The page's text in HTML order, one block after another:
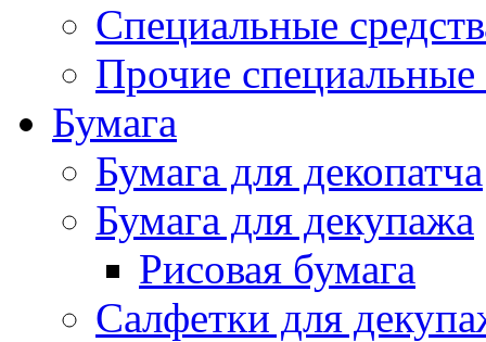
Специальные
Прочие специальные
Бумага
Бумага для декопатча
Бумага для декупажа
Рисовая бумага
Салфетки для